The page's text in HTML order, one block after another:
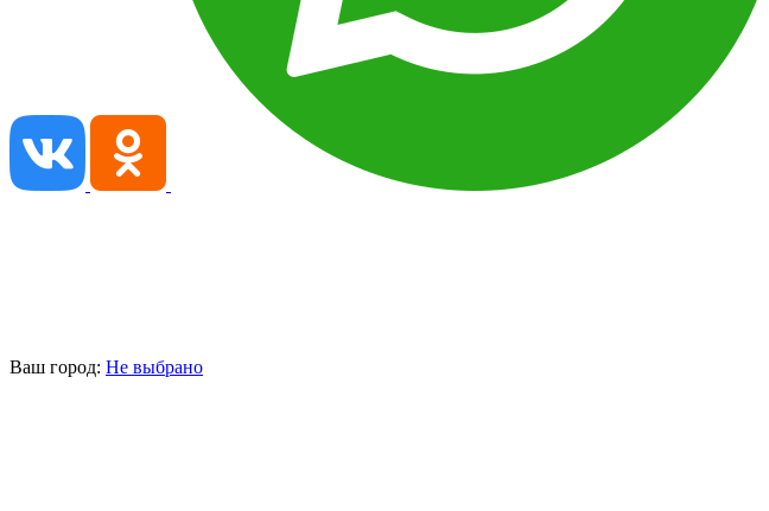
Ваш город: Не выбрано